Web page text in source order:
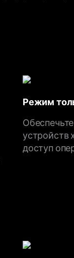
Режим
устройств
доступ